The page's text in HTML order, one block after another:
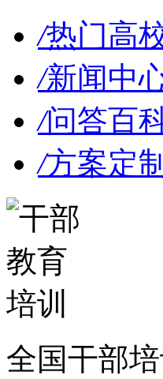
/热门高
/新闻中
/问答百
/方案定
全国干部